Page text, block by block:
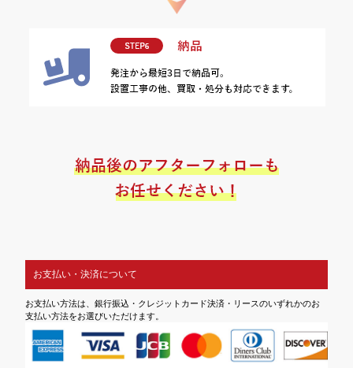
お支払い・決済について
お支払い方法は、銀行振込・クレジットカード決済・リースのいずれかのお
支払い方法をお選びいただけます。